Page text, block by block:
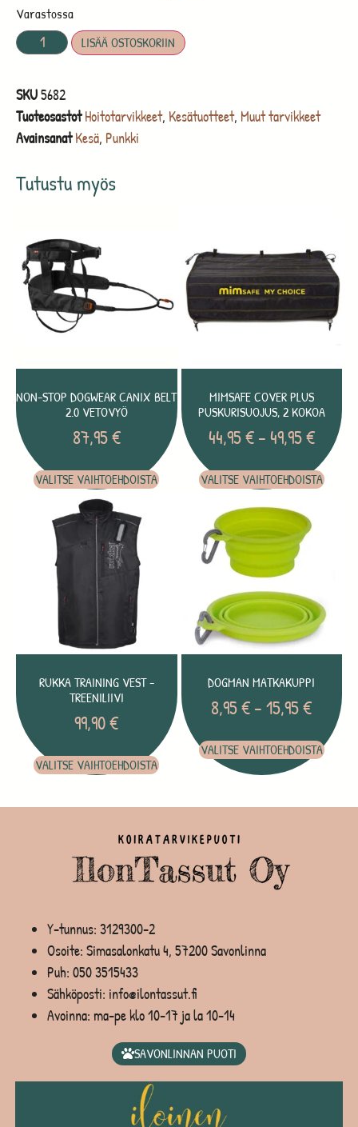
Tutustu myös
NON-STOP DOGWEAR CANIX BELT
2.0 VETOVYÖ
87,95€
VALITSE VAIHTOEHDOISTA
MIMSAFE COVER PLUS
PUSKURISUOJUS, 2 KOKOA
44,95€ –49,95€
VALITSE VAIHTOEHDOISTA
RUKKA TRAINING VEST -
TREENILIIVI
99,90€
VALITSE VAIHTOEHDOISTA
DOGMAN MATKAKUPPI
8,95€– 15,95€
VALITSE VAIHTOEHDOISTA
Varastossa
LISÄÄ OSTOSKORIIN
SKU5682
Tuoteosastot Hoitotarvikkeet, Kesätuotteet, Muut tarvikkeet
Avainsanat Kesä, Punkki
Y-tunnus: 3129300-2
Osoite: Simasalonkatu 4, 57200 Savonlinna
Puh: 050 3515433
Sähköposti: info@ilontassut.fi
Avoinna: ma-pe klo 10-17 ja la 10-14
SAVONLINNAN PUOTI